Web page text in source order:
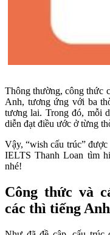
Thông thường, công thức
Anh, tương ứng với ba
tương lai. Trong đó, mỗi
diễn đạt điều ước ở từng
Vậy, “wish cấu trúc”
IELTS Thanh Loan tìm
nhé!
Công thức và
các thì tiếng Anh